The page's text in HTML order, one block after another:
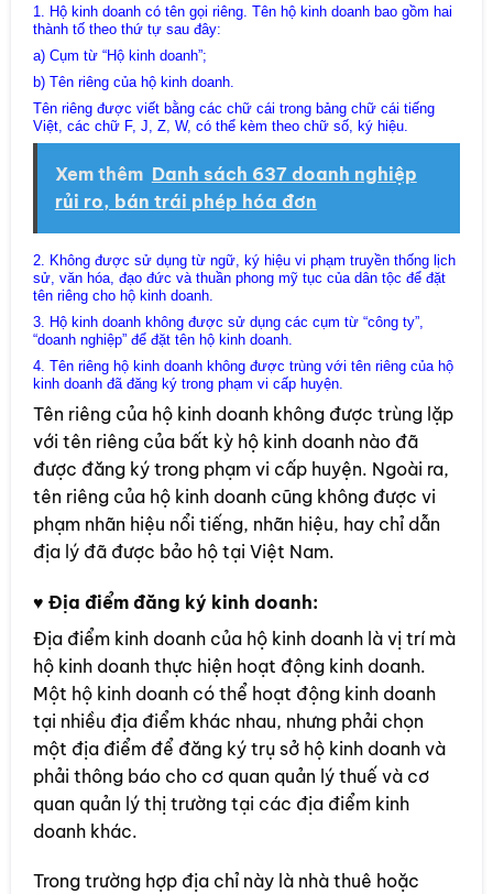
1. Hộ kinh doanh có tên gọi riêng. Tên hộ kinh doanh bao gồm hai
thành tố theo thứ tự sau đây:
a) Cụm từ “Hộ kinh doanh”;
b) Tên riêng của hộ kinh doanh.
Tên riêng được viết bằng các chữ cái trong bảng chữ cái tiếng
Việt, các chữ F, J, Z, W, có thể kèm theo chữ số, ký hiệu.
Xem thêm Danh sách 637 doanh nghiệp
rủi ro, bán trái phép hóa đơn
2. Không được sử dụng từ ngữ, ký hiệu vi phạm truyền thống lịch
sử, văn hóa, đạo đức và thuần phong mỹ tục của dân tộc để đặt
tên riêng cho hộ kinh doanh.
3. Hộ kinh doanh không được sử dụng các cụm từ “công ty”,
“doanh nghiệp” để đặt tên hộ kinh doanh.
4. Tên riêng hộ kinh doanh không được trùng với tên riêng của hộ
kinh doanh đã đăng ký trong phạm vi cấp huyện.
Tên riêng của hộ kinh doanh không được trùng lặp
với tên riêng của bất kỳ hộ kinh doanh nào đã
được đăng ký trong phạm vi cấp huyện. Ngoài ra,
tên riêng của hộ kinh doanh cũng không được vi
phạm nhãn hiệu nổi tiếng, nhãn hiệu, hay chỉ dẫn
địa lý đã được bảo hộ tại Việt Nam.
♥ Địa điểm đăng ký kinh doanh:
Địa điểm kinh doanh của hộ kinh doanh là vị trí mà
hộ kinh doanh thực hiện hoạt động kinh doanh.
Một hộ kinh doanh có thể hoạt động kinh doanh
tại nhiều địa điểm khác nhau, nhưng phải chọn
một địa điểm để đăng ký trụ sở hộ kinh doanh và
phải thông báo cho cơ quan quản lý thuế và cơ
quan quản lý thị trường tại các địa điểm kinh
doanh khác.
Trong trường hợp địa chỉ này là nhà thuê hoặc